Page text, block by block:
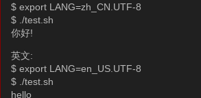
$ export LANG=zh_CN.UTF-8
$ ./test.sh
你好!
英文:
$ export LANG=en_US.UTF-8
$ ./test.sh
hello